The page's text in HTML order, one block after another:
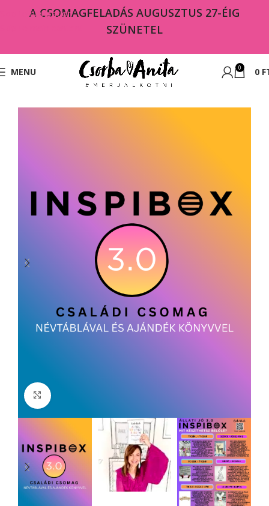
Skip to navigation
MENU 0 0
Újdonságok
Nagyítás
A CSOMAGFELADÁS AUGUSZTUS 27-ÉIG
SZÜNETEL